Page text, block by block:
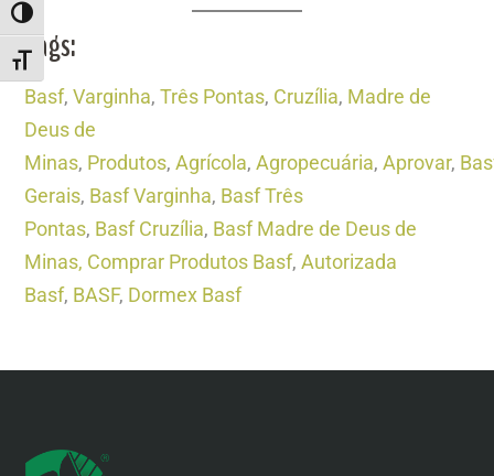
ALTERNAR ALTO CONTRASTE
ALTERNAR TAMANHO DA FONTE
Tags:
Basf,Varginha,Três Pontas, Cruzília, Madre de
Deus de
Minas, Produtos,Agrícola,Agropecuária,Aprovar,
Gerais, Basf Varginha, Basf Três
Pontas, Basf Cruzília, Basf Madre de Deus de
Minas, Comprar Produtos Basf,Autorizada
Basf, BASF, Dormex Basf